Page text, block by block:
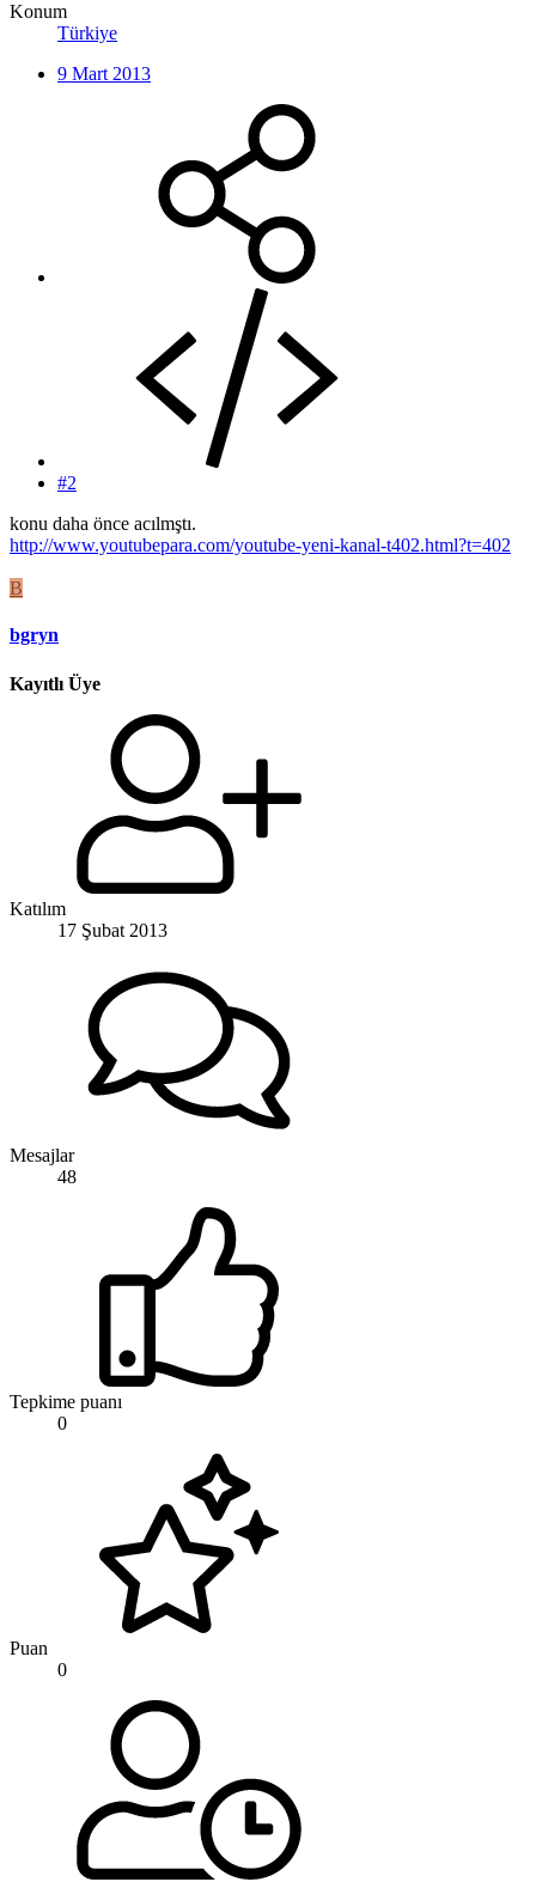
Konum
Türkiye
9 Mart 2013
#2
konu daha önce acılmştı.
http://www.youtubepara.com/youtube-yeni-kanal-t402.html?t=402
B
bgryn
Kayıtlı Üye
Katılım
17 Şubat 2013
Mesajlar
48
Tepkime puanı
0
Puan
0